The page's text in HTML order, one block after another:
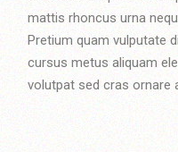
mattis rhoncus urna
Pretium quam vulputate
cursus metus aliquam
volutpat sed cras ornare